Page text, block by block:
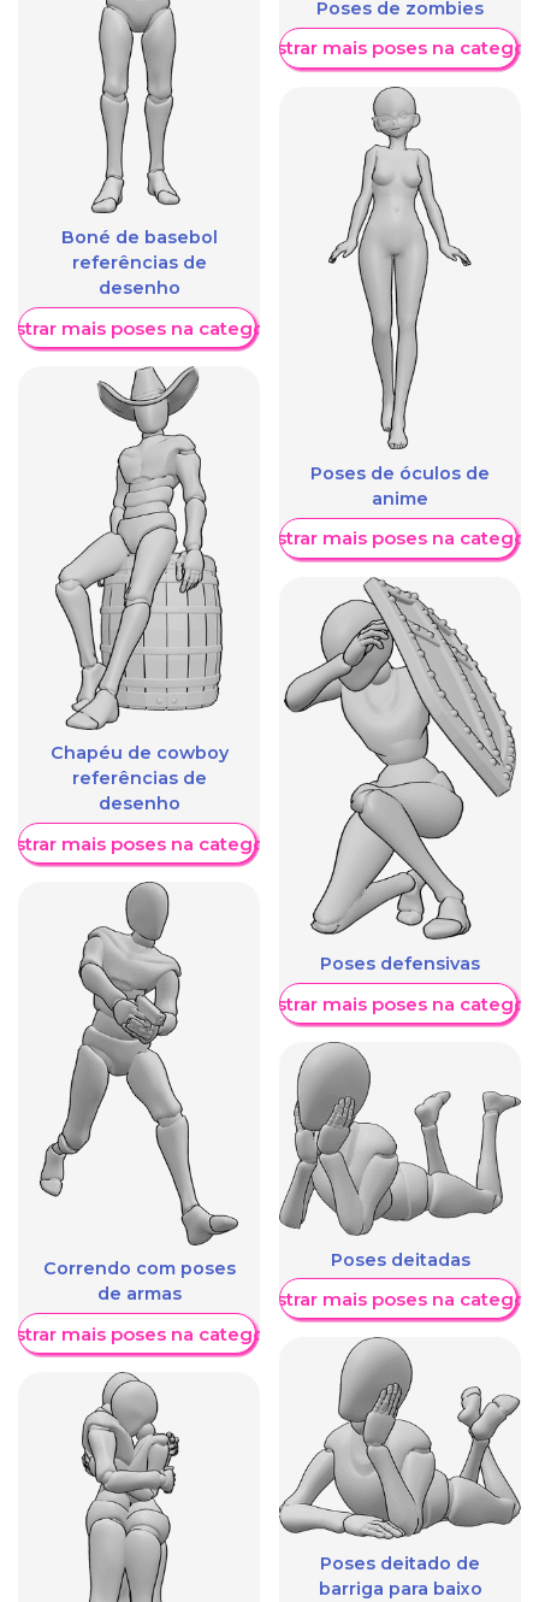
Boné de basebol
referências de
desenho
mais poses na categoria
Chapéu de cowboy
referências de
desenho
mais poses na categoria
Correndo com poses
de armas
mais poses na categoria
Poses de zombies
Mostrar mais poses na
Poses de óculos de
anime
Mostrar mais poses na
Poses defensivas
Mostrar mais poses na
Poses deitadas
Mostrar mais poses na
Poses deitado de
barriga para baixo